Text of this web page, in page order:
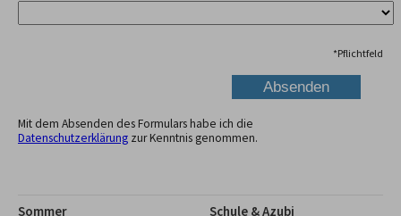
*Pflichtfeld
Mit dem Absenden des Formulars habe ich die
Datenschutzerklärung zur Kenntnis genommen.
Sommer
Schule & Azubi